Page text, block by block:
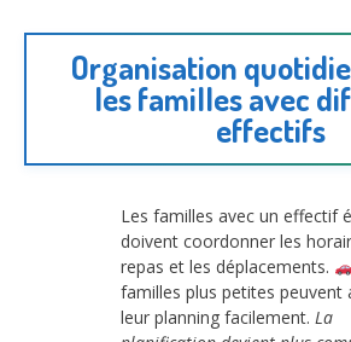
Organisation
les familles avec
effectifs
Les familles avec un effectif
doivent coordonner les
repas et les déplacements.
familles plus petites peuvent
leur planning facilement. La